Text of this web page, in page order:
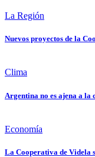
La Región
Nuevos proyectos de la
Clima
Argentina no es ajena a
Economía
La Cooperativa de Videla